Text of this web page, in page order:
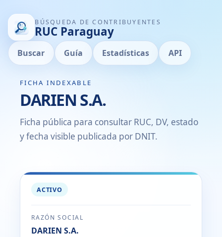
BÚSQUEDA DE CONTRIBUYENTES
RUC Paraguay
Buscar Guía Estadísticas API
FICHA INDEXABLE
DARIEN S.A.
Ficha pública para consultar RUC, DV, estado
y fecha visible publicada por DNIT.
ACTIVO
RAZÓN SOCIAL
DARIEN S.A.